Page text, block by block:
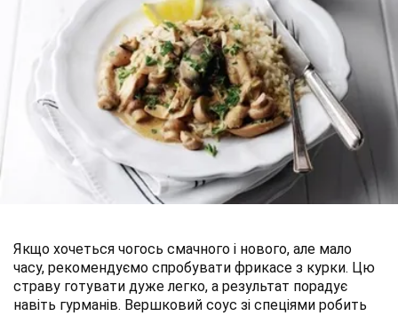
Якщо хочеться чогось смачного і нового, але мало
часу, рекомендуємо спробувати фрикасе з курки. Цю
страву готувати дуже легко, а результат порадує
навіть гурманів. Вершковий соус зі спеціями робить